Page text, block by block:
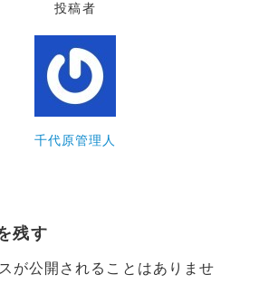
投稿者
千代原管理人
残す
が公開されることはありませ